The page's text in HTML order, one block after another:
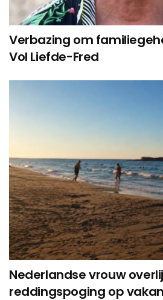
Verbazing om
Vol Liefde-Fred
Nederlandse vrouw
reddingspoging op